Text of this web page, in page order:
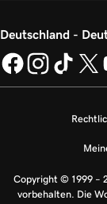
Deutschland -
Copyright © 1999 –
vorbehalten. Die